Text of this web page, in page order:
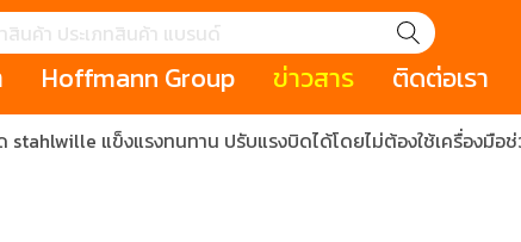
Hoffmann Group
GROUP STORY HOLEX GARANT
ข่าวสาร
เหตุการณ์ Salespage
ติดต่อเรา
stahlwille แข็งแรงทนทาน ปรับแรงบิดได้โดยไม่ต้องใช้เครื่องมือ